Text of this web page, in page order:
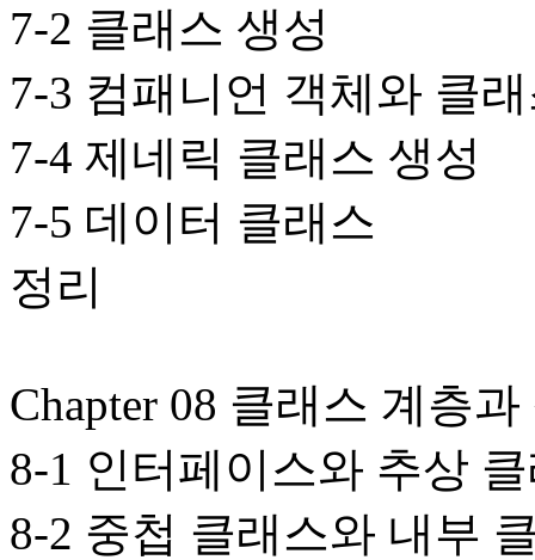
7-2 클래스 생성
7-3 컴패니언 객체와 클
7-4 제네릭 클래스 생성
7-5 데이터 클래스
정리
Chapter 08 클래스 계층
8-1 인터페이스와 추상
8-2 중첩 클래스와 내부